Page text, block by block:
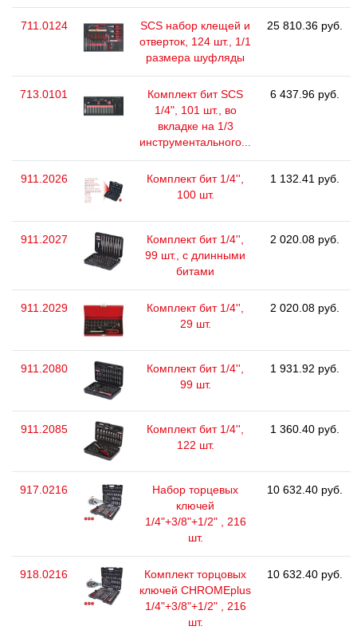
711.0124
SCS набор клещей и
отверток, 124 шт., 1/1
размера шуфляды
25 810.36 руб.
713.0101
Комплект бит SCS
1/4", 101 шт., во
вкладке на 1/3
инструментального...
6 437.96 руб.
911.2026
Комплект бит 1/4'',
100 шт.
1 132.41 руб.
911.2027
Комплект бит 1/4'',
99 шт., с длинными
битами
2 020.08 руб.
911.2029
Комплект бит 1/4'',
29 шт.
2 020.08 руб.
911.2080
Комплект бит 1/4'',
99 шт.
1 931.92 руб.
911.2085
Комплект бит 1/4'',
122 шт.
1 360.40 руб.
917.0216
Набор торцевых
ключей
1/4"+3/8"+1/2" , 216
шт.
10 632.40 руб.
918.0216
Комплект торцовых
ключей CHROMEplus
1/4"+3/8"+1/2" , 216
шт.
10 632.40 руб.